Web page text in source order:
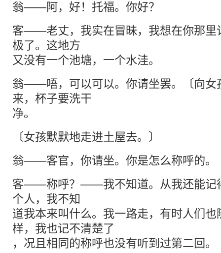
翁——阿，好！托福。你好？
客——老丈，我实在冒昧，我想在你那里
极了。这地方
又没有一个池塘，一个水洼。
翁——唔，可以可以。你请坐罢。〔向女
来，杯子要洗干
净。
〔女孩默默地走进土屋去。〕
翁——客官，你请坐。你是怎么称呼的。
客——称呼？——我不知道。从我还能记
个人，我不知
道我本来叫什么。我一路走，有时人们
样，我也记不清楚了
，况且相同的称呼也没有听到过第二回。